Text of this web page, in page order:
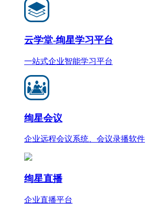
云学堂-绚星学习平台
一站式企业智能学习平台
绚星会议
企业远程会议系统、会议录播软件
绚星直播
企业直播平台